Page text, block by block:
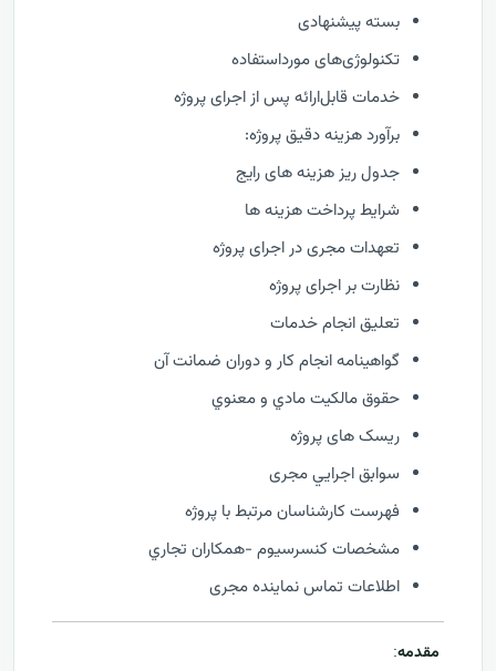
بسته پیشنهادی
تکنولوژی‌های مورداستفاده
خدمات قابل‌ارائه پس از اجرای پروژه
برآورد هزینه دقیق پروژه:
جدول ریز هزینه های رایج
شرایط پرداخت هزینه ها
تعهدات مجری در اجرای پروژه
نظارت بر اجرای پروژه
تعليق انجام خدمات
گواهينامه انجام كار و دوران ضمانت آن
حقوق مالكيت مادي و معنوي
ریسک های پروژه
سوابق اجرايي مجری
فهرست كارشناسان مرتبط با پروژه
مشخصات كنسرسيوم -همكاران تجاري
اطلاعات تماس نماینده مجری
مقدمه: